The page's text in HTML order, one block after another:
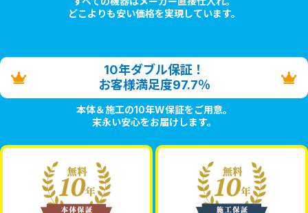
どこよりも安い価格を実現しています。
10年ダブル保証！
お客様満足度97.7％
本体＆施工の10年W保証をご用意。
末永い安心をお届けします。